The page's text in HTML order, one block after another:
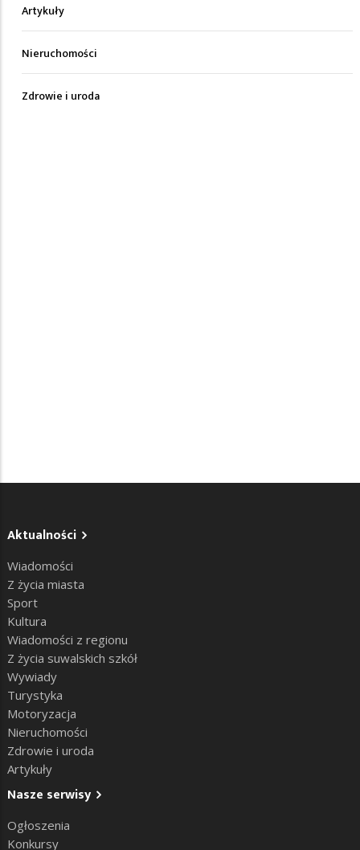
Artykuły
Nieruchomości
Zdrowie i uroda
Aktualności
Wiadomości
Z życia miasta
Sport
Kultura
Wiadomości z regionu
Z życia suwalskich szkół
Wywiady
Turystyka
Motoryzacja
Nieruchomości
Zdrowie i uroda
Artykuły
Nasze serwisy
Ogłoszenia
Konkursy